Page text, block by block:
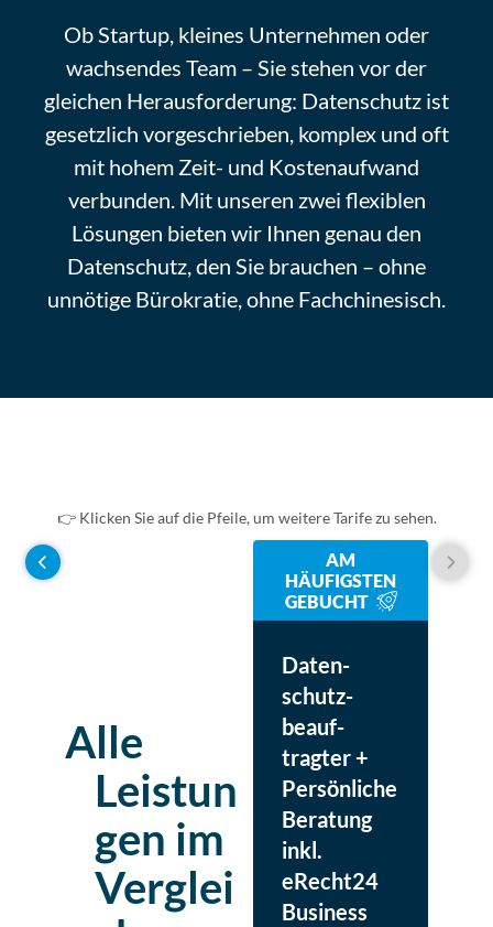
Ob Startup, kleines Unternehmen oder
wachsendes Team – Sie stehen vor der
gleichen Herausforderung: Datenschutz ist
gesetzlich vorgeschrieben, komplex und oft
mit hohem Zeit- und Kostenaufwand
verbunden. Mit unseren zwei flexiblen
Lösungen bieten wir Ihnen genau den
Datenschutz, den Sie brauchen – ohne
unnötige Bürokratie, ohne Fachchinesisch.
👉 Klicken Sie auf die Pfeile, um weitere Tarife zu sehen.
Alle
Leistun
gen im
Verglei
DatenschutzPro inkl.
40€
JETZT ABSICHERN
70€
JETZT ABSICHERN
AM
HÄUFIGSTEN
GEBUCHT
Daten­
schutz­
beauf­
tragter +
Persön­liche
Beratung
inkl.
eRecht24
Business
enthalten
enthalten enthalten
enthalten
enthalten enthalten
enthalten
enthalten enthalten
enthalten
enthalten enthalten